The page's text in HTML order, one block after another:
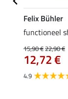
Felix Bühler
functioneel
15,90 €22,90 €
12,72 €
4.9